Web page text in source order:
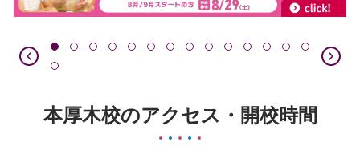
本厚木校のアクセス・開校時間